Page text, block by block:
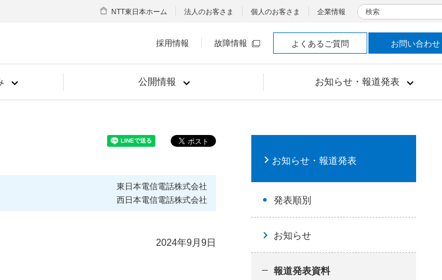
公開情報 お知らせ・報道発表
NTT東日本ホーム 法人のお客さま 個人のお客さま 企業情報 検索
採用情報 故障情報 よくあるご質問 お問い合わせ
東日本電信電話株式会社
西日本電信電話株式会社
2024年9月9日
お知らせ・報道発表
発表順別
お知らせ
報道発表資料